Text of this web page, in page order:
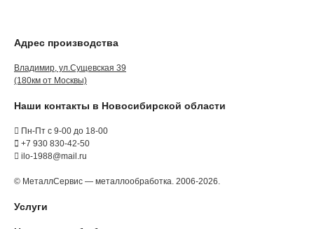
Адрес производства
Владимир, ул.Сущевская 39
(180км от Москвы)
Наши контакты в Новосибирской области
Пн-Пт с 9-00 до 18-00
+7 930 830-42-50
ilo-1988@mail.ru
© МеталлСервис — металлообработка. 2006-2026.
Услуги